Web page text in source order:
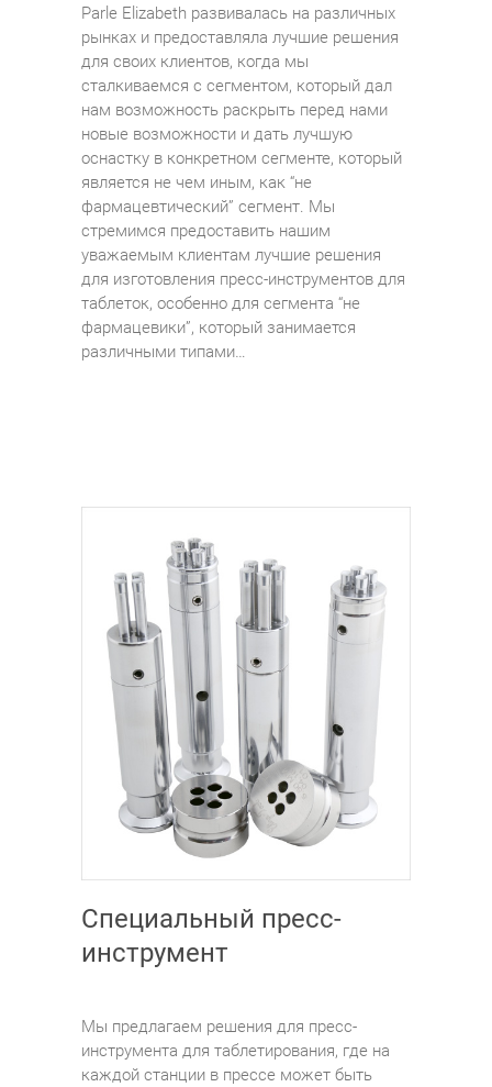
Parle Elizabeth развивалась на различных
рынках и предоставляла лучшие решения
для своих клиентов, когда мы
сталкиваемся с сегментом, который дал
нам возможность раскрыть перед нами
новые возможности и дать лучшую
оснастку в конкретном сегменте, который
является не чем иным, как “не
фармацевтический” сегмент. Мы
стремимся предоставить нашим
уважаемым клиентам лучшие решения
для изготовления пресс-инструментов для
таблеток, особенно для сегмента “не
фармацевики”, который занимается
различными типами…
Специальный пресс-
инструмент
Мы предлагаем решения для пресс-
инструмента для таблетирования, где на
каждой станции в прессе может быть